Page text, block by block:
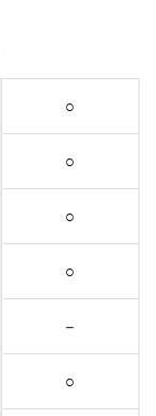
○
○
○
○
－
○